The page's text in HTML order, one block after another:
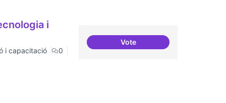
i
i capacitació
0
VoteFormacions en la